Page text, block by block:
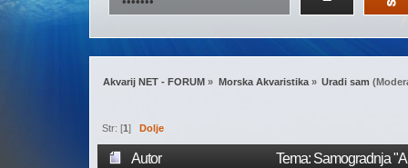
Akvarij NET - FORUM » Morska Akvaristika» Uradi sam
Str: [1] Dolje
Autor Tema: Samogradnja